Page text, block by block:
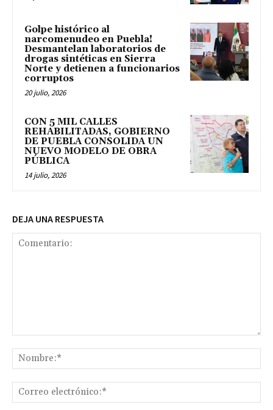
Golpe histórico al
narcomenudeo en Puebla!
Desmantelan laboratorios de
drogas sintéticas en Sierra
Norte y detienen a funcionarios
corruptos
20 julio, 2026
CON 5 MIL CALLES
REHABILITADAS, GOBIERNO
DE PUEBLA CONSOLIDA UN
NUEVO MODELO DE OBRA
PÚBLICA
14 julio, 2026
DEJA UNA RESPUESTA